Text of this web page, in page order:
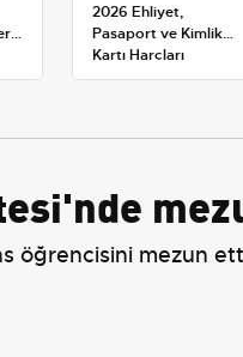
2026 Ehliyet,
Pasaport ve Kimlik
Kartı Harçları
Resmileşti: Yeni
öğrencisini